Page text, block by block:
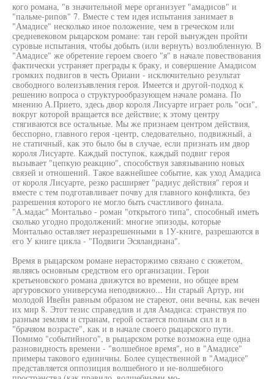
кого романа, "в значительной мере организует "амадисов" и
"пальме-рипов" 7. Вместе с тем идея испытания занимает в
"Амадисе" несколько иное положение, чем в греческом или
средневековом рыцарском романе: тан герой вынужден пройти
суровые испытания, чтобы добыть (или вернуть) возлюбленную. В
"Амадисе" же обретение героем своего "я" в начале повествования
фактически устраняет преграды к браку, и совершение Амадисом
громких подвигов в честь Ориани - исключительно результат
свободного волеизъявления героя. Имеется и другой-подход к
решению вопроса о структурообразующем начале романа. По
мнению А.Прието, здесь двор короля Лисуарте играет роль "оси",
вокруг которой вращается все действие; к этому центру
стягиваются все остальные. Мы же признаем центром действия,
бесспорно, главного героя -центр, следовательно, подвижный, а
не статичный, как это было бы в случае, если признать им двор
короля Лисуарте. Каждый поступок, каждый подвиг героя
вызывает "цепкую реакцию", способствуя завязыванию новых
связей и отношений. Такое важнейшее событие, как уход Амадиса
от короля Лисуарте, резко расширяет "радиус действия" героя и
вместе с тем подготавливает почву для главного конфликта, без
разрешения которого не могло быть счастливого финала.
"А.мадас" Монтальво - роман "открытого типа", способный иметь
сколько угодно продолжений: многие эпизоды, которые
Монтальво оставляет неразрешенными в 1У-книге, разрешаются в
его У книге цикла - "Подвиги Эсяландиана".
Время в рыцарском романе нерасторжимо связано с сюжетом,
являясь основным средством его организации. Герои
кретьеновского романа движутся во времени, но общее врем
аргуровского универсума неподвижно... Ни старый Артур, ни
молодой Ивейн равным образом не стареют, они вечны, как вечен
их мир 8. Этот тезис справедлив и для Амадиса: странствуя по
разным землям и странам, герой остается полным сил и в
"брачяом возрасте", как и в начале своего рыцарского пути.
Помимо "событийного", в рыцарском ротке возможна еще одна
разновидность времени - "волшебное время", но в "Амадисе"
примеры такового единичны. Более существенной в "Амадисе"
представляется оппозиция волшебного и не-волшебного